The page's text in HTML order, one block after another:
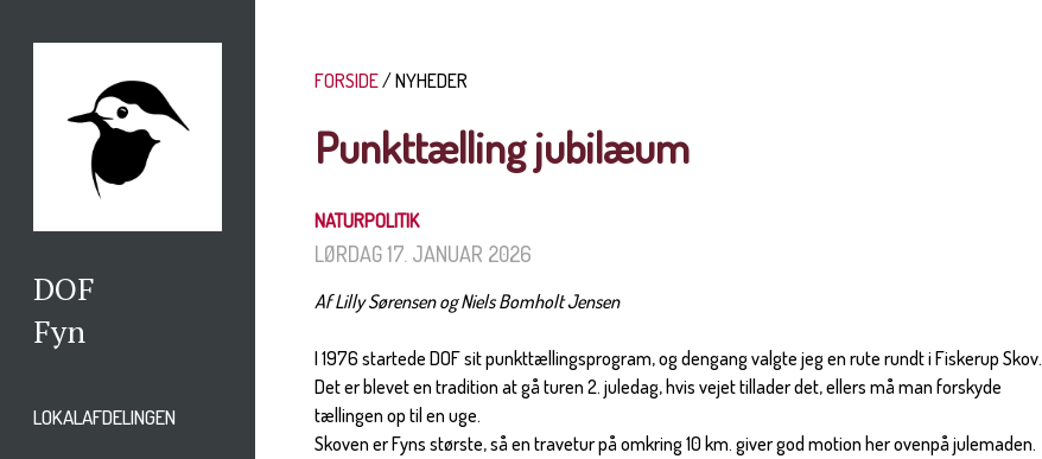
DOF
Fyn
LOKALAFDELINGEN
FORSIDE NYHEDER
Punkttælling jubilæum
NATURPOLITIK
LØRDAG 17. JANUAR 2026
Af Lilly Sørensen og Niels Bomholt Jensen
I 1976 startede DOF sit punkttællingsprogram, og dengang valgte jeg en rute rundt i Fiskerup Skov.
Det er blevet en tradition at gå turen 2. juledag, hvis vejet tillader det, ellers må man forskyde
tællingen op til en uge.
Skoven er Fyns største, så en travetur på omkring 10 km. giver god motion her ovenpå julemaden.